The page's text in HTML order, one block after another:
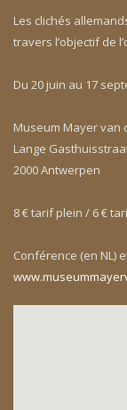
Les clichés
travers l’objectif de
Du 20 juin au 17
Museum Mayer van
Lange
2000 Antwerpen
8 € tarif plein / 6 €
Conférence (en NL)